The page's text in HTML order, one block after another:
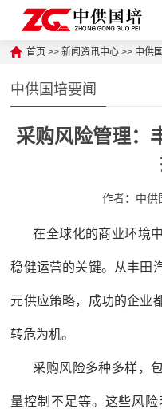
首页 >>新闻资讯中心 >> 中供
中供国培要闻
采购风险管理：
作者：中供
在全球化的商业环境
稳健运营的关键。从丰田
元供应策略，成功的企业
转危为机。
采购风险多种多样，
量控制不足等。这些风